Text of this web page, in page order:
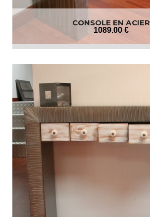
CONSOLE EN ACIER
1089.00 €